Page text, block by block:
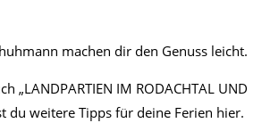
machen dir den Genuss leicht.
„LANDPARTIEN IM RODACHTAL UND
du weitere Tipps für deine Ferien hier.